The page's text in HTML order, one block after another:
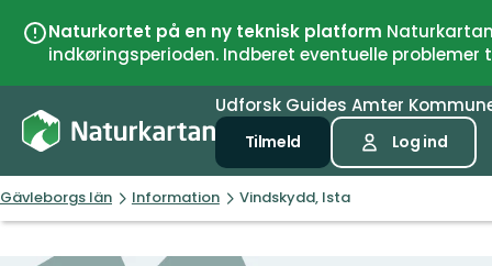
Naturkortet på en ny teknisk platform
indkøringsperioden. Indberet eventuelle
Udforsk Guides Amter
Tilmeld Log ind
Gävleborgs län Information Vindskydd, Ista